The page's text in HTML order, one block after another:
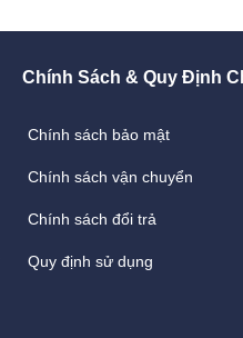
Chính Sách & Quy Định
Chính sách bảo mật
Chính sách vận chuyển
Chính sách đổi trả
Quy định sử dụng